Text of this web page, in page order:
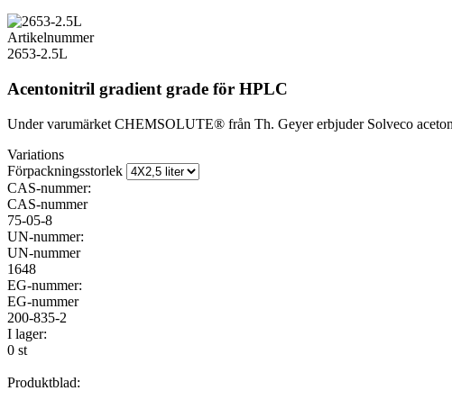
Artikelnummer
2653-2.5L
Acentonitril gradient grade för HPLC
Under varumärket CHEMSOLUTE® från Th. Geyer erbjuder Solveco
Variations
Förpackningsstorlek
CAS-nummer:
CAS-nummer
75-05-8
UN-nummer:
UN-nummer
1648
EG-nummer:
EG-nummer
200-835-2
I lager:
0 st
Produktblad: